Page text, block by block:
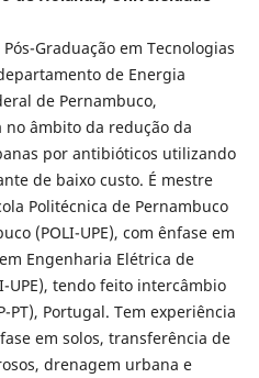
Graduação em Tecnologias
de Energia
de Pernambuco,
âmbito da redução da
por antibióticos utilizando
de baixo custo. É mestre
Politécnica de Pernambuco
(POLI-UPE), com ênfase em
Engenharia Elétrica de
UPE), tendo feito intercâmbio
PT), Portugal. Tem experiência
em solos, transferência de
drenagem urbana e